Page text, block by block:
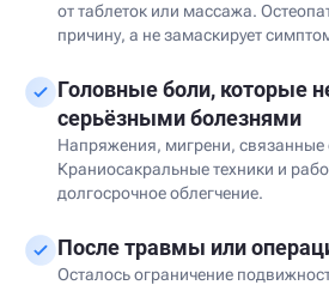
от таблеток или массажа.
причину, а не замаскирует
Головные боли, которые
серьёзными болезнями
Напряжения, мигрени, связанные
Краниосакральные техники и
долгосрочное облегчение.
После травмы или
Осталось ограничение